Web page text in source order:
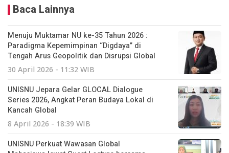
Baca Lainnya
Menuju Muktamar NU ke-35 Tahun 2026 :
Paradigma Kepemimpinan “Digdaya” di
Tengah Arus Geopolitik dan Disrupsi Global
30 April 2026 - 11:32 WIB
UNISNU Jepara Gelar GLOCAL Dialogue
Series 2026, Angkat Peran Budaya Lokal di
Kancah Global
8 April 2026 - 18:39 WIB
UNISNU Perkuat Wawasan Global